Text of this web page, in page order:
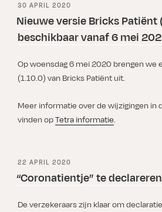
GEPLAATST
OP
30 APRIL 2020
Nieuwe versie Bricks Patiënt
beschikbaar vanaf 6 mei
Op woensdag 6 mei 2020 brengen we
(1.10.0) van Bricks Patiënt uit.
Meer informatie over de wijzigingen in
vinden opTetra informatie.
GEPLAATST
OP
22 APRIL 2020
“Coronatientje” te
De verzekeraars zijn klaar om